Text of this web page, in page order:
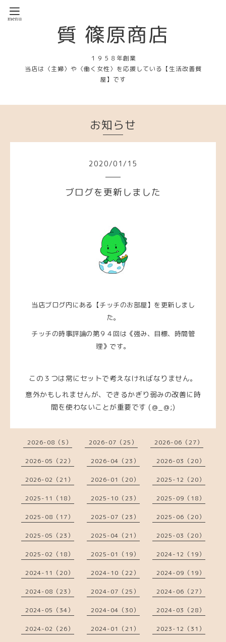
質 篠原商店
１９５８年創業
当店は〈主婦〉や〈働く女性〉を応援している【生活改善質
屋】です
お知らせ
2020/01 / 15
ブログを更新しました
当店ブログ内にある【チッチのお部屋】を更新しまし
た。
チッチの時事評論の第９４回は《強み、目標、時間管
理》です。
この３つは常にセットで考えなければなりません。
意外かもしれませんが、できるかぎり弱みの改善に時
間を使わないことが重要です (＠_＠;)
2026-08（5） 2026-07（25） 2026-06（27）
2026-05（22） 2026-04（23） 2026-03（20）
2026-02（21） 2026-01（20） 2025-12（20）
2025-11（18） 2025-10（23） 2025-09（18）
2025-08（17） 2025-07（23） 2025-06（20）
2025-05（23） 2025-04（21） 2025-03（20）
2025-02（18） 2025-01（19） 2024-12（19）
2024-11（20） 2024-10（22） 2024-09（19）
2024-08（23） 2024-07（25） 2024-06（27）
2024-05（34） 2024-04（30） 2024-03（28）
2024-02（26） 2024-01（21） 2023-12（31）